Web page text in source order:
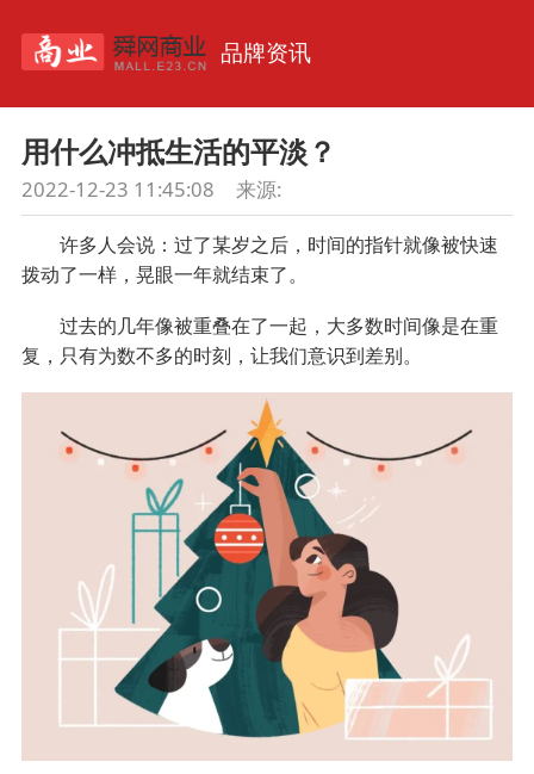
品牌资讯
用什么冲抵生活的平淡？
2022-12-23 11:45:08 来源:
许多人会说：过了某岁之后，时间的指针就像被快速
拨动了一样，晃眼一年就结束了。
过去的几年像被重叠在了一起，大多数时间像是在重
复，只有为数不多的时刻，让我们意识到差别。